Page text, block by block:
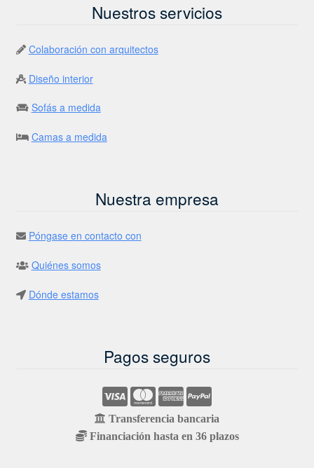
Nuestros servicios
Colaboración con arquitectos
Diseño interior
Sofás a medida
Camas a medida
Nuestra empresa
Póngase en contacto con
Quiénes somos
Dónde estamos
Pagos seguros
Transferencia bancaria
Financiación hasta en 36 plazos